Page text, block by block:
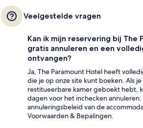
Veelgestelde vragen
Kan ik mijn reservering bij The
gratis annuleren en een
ontvangen?
Ja, The Paramount Hotel heeft
die je op onze site kunt boeken. Als
restitueerbare kamer geboekt hebt,
dagen voor het inchecken annuleren.
annuleringsbeleid van de
Voorwaarden & Bepalingen.